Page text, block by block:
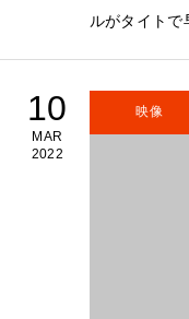
ルがタイト
10
MAR
2022
映像